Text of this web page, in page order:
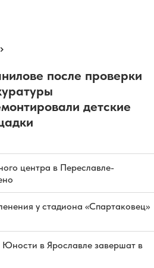
после проверки
детские
центра в Переславле-
у стадиона «Спартаковец»
Юности в Ярославле завершат в